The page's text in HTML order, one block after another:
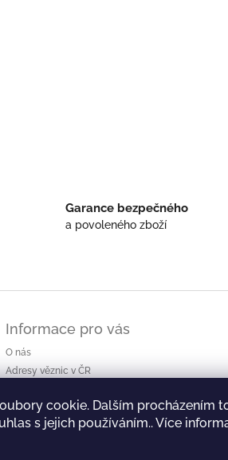
cookie. Dalším procházením
s jejich používáním.. Více
Garance bezpečného
a povoleného zboží
Informace pro vás
O nás
Adresy věznic v ČR
Ke stažení
Obchodní podmínky